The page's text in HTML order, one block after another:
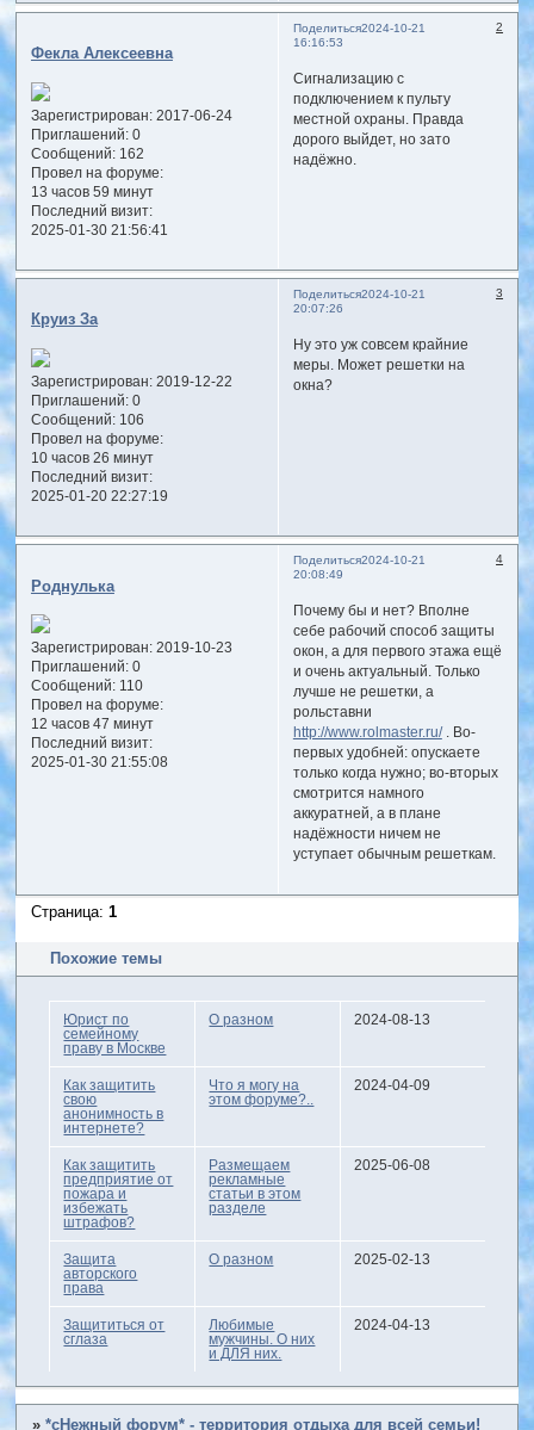
Поделиться 2
2024-10-21
16:16:53
Фекла Алексеевна
Зарегистрирован: 2017-06-24
Приглашений:0
Сообщений:162
Провел на форуме:
13 часов 59 минут
Последний визит:
2025-01-30 21:56:41
Сигнализацию с
подключением к пульту
местной охраны. Правда
дорого выйдет, но зато
надёжно.
Поделиться 3
2024-10-21
20:07:26
Круиз За
Зарегистрирован: 2019-12-22
Приглашений:0
Сообщений:106
Провел на форуме:
10 часов 26 минут
Последний визит:
2025-01-20 22:27:19
Ну это уж совсем крайние
меры. Может решетки на
окна?
Поделиться 4
2024-10-21
20:08:49
Роднулька
Зарегистрирован: 2019-10-23
Приглашений:0
Сообщений:110
Провел на форуме:
12 часов 47 минут
Последний визит:
2025-01-30 21:55:08
Почему бы и нет? Вполне
себе рабочий способ защиты
окон, а для первого этажа ещё
и очень актуальный. Только
лучше не решетки, а
рольставни
http://www.rolmaster.ru/. Во-
первых удобней: опускаете
только когда нужно; во-вторых
смотрится намного
аккуратней, а в плане
надёжности ничем не
уступает обычным решеткам.
Страница:1
Похожие темы
Юрист по
семейному
праву в Москве
О разном 2024-08-13
Как защитить
свою
анонимность в
интернете?
Что я могу на
этом форуме?..
2024-04-09
Как защитить
предприятие от
пожара и
избежать
штрафов?
Размещаем
рекламные
статьи в этом
разделе
2025-06-08
Защита
авторского
права
О разном 2025-02-13
Защититься от
сглаза
Любимые
мужчины. О них
и ДЛЯ них.
2024-04-13
»*сНежный форум* - территория отдыха для всей семьи!